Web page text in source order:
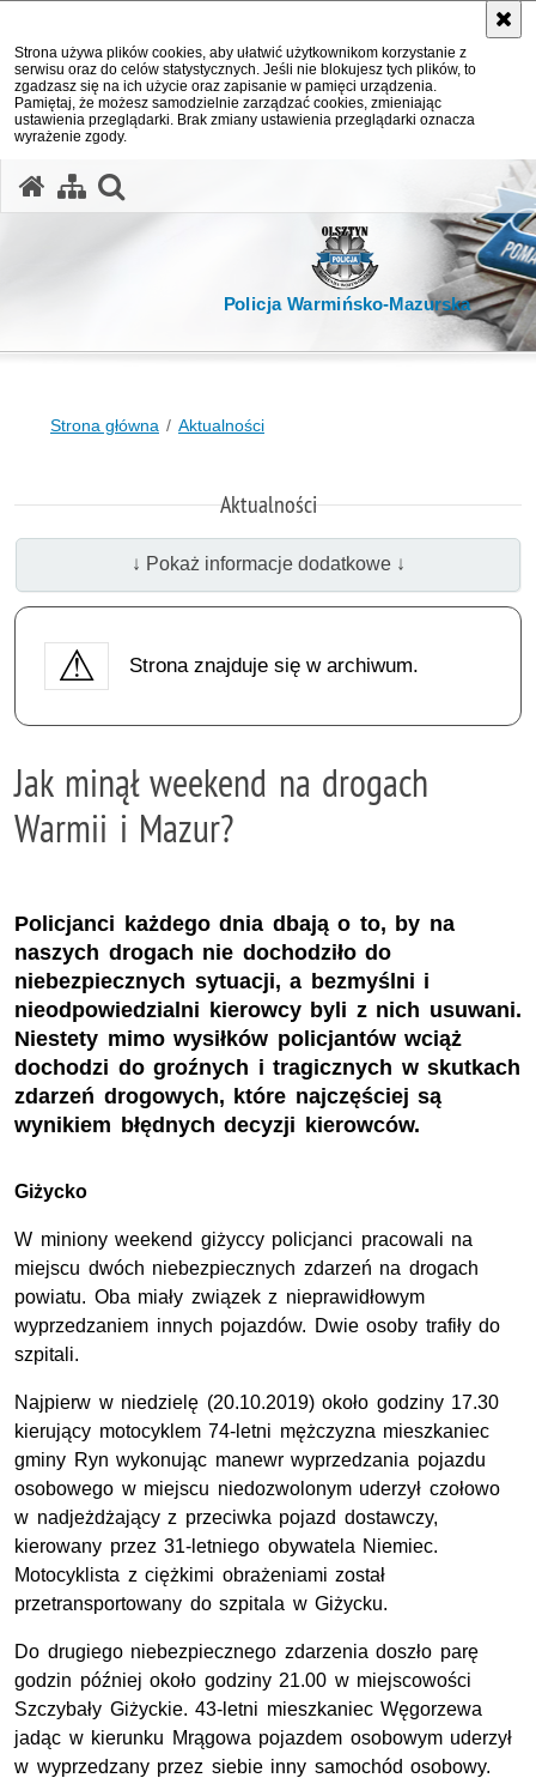
Strona używa plików cookies, aby ułatwić użytkownikom korzystanie z
serwisu oraz do celów statystycznych. Jeśli nie blokujesz tych plików, to
zgadzasz się na ich użycie oraz zapisanie w pamięci urządzenia.
Pamiętaj, że możesz samodzielnie zarządzać cookies, zmieniając
ustawienia przeglądarki. Brak zmiany ustawienia przeglądarki oznacza
wyrażenie zgody.
Policja Warmińsko-Mazurska
Strona główna Aktualności
Aktualności
↓ Pokaż informacje dodatkowe ↓
Strona znajduje się w archiwum.
Jak minął weekend na drogach
Warmii i Mazur?
Policjanci każdego dnia dbają o to, by na
naszych drogach nie dochodziło do
niebezpiecznych sytuacji, a bezmyślni i
nieodpowiedzialni kierowcy byli z nich usuwani.
Niestety mimo wysiłków policjantów wciąż
dochodzi do groźnych i tragicznych w skutkach
zdarzeń drogowych, które najczęściej są
wynikiem błędnych decyzji kierowców.
Giżycko
W miniony weekend giżyccy policjanci pracowali na
miejscu dwóch niebezpiecznych zdarzeń na drogach
powiatu. Oba miały związek z nieprawidłowym
wyprzedzaniem innych pojazdów. Dwie osoby trafiły do
szpitali.
Najpierw w niedzielę (20.10.2019) około godziny 17.30
kierujący motocyklem 74-letni mężczyzna mieszkaniec
gminy Ryn wykonując manewr wyprzedzania pojazdu
osobowego w miejscu niedozwolonym uderzył czołowo
w nadjeżdżający z przeciwka pojazd dostawczy,
kierowany przez 31-letniego obywatela Niemiec.
Motocyklista z ciężkimi obrażeniami został
przetransportowany do szpitala w Giżycku.
Do drugiego niebezpiecznego zdarzenia doszło parę
godzin później około godziny 21.00 w miejscowości
Szczybały Giżyckie. 43-letni mieszkaniec Węgorzewa
jadąc w kierunku Mrągowa pojazdem osobowym uderzył
w wyprzedzany przez siebie inny samochód osobowy.